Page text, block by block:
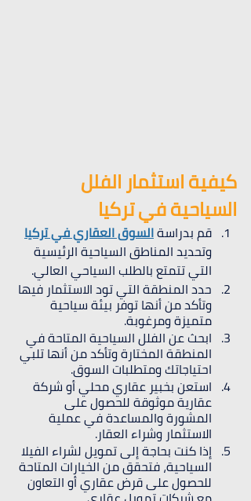
كيفية استثمار الفلل
السياحية في تركيا
قم بدراسة السوق العقاري في تركيا
وتحديد المناطق السياحية الرئيسية
التي تتمتع بالطلب السياحي العالي.
حدد المنطقة التي تود الاستثمار فيها
وتأكد من أنها توفر بيئة سياحية
متميزة ومرغوبة.
ابحث عن الفلل السياحية المتاحة في
المنطقة المختارة وتأكد من أنها تلبي
احتياجاتك ومتطلبات السوق.
استعن بخبير عقاري محلي أو شركة
عقارية موثوقة للحصول على
المشورة والمساعدة في عملية
الاستثمار وشراء العقار.
إذا كنت بحاجة إلى تمويل لشراء الفيلا
السياحية، فتحقق من الخيارات المتاحة
للحصول على قرض عقاري أو التعاون